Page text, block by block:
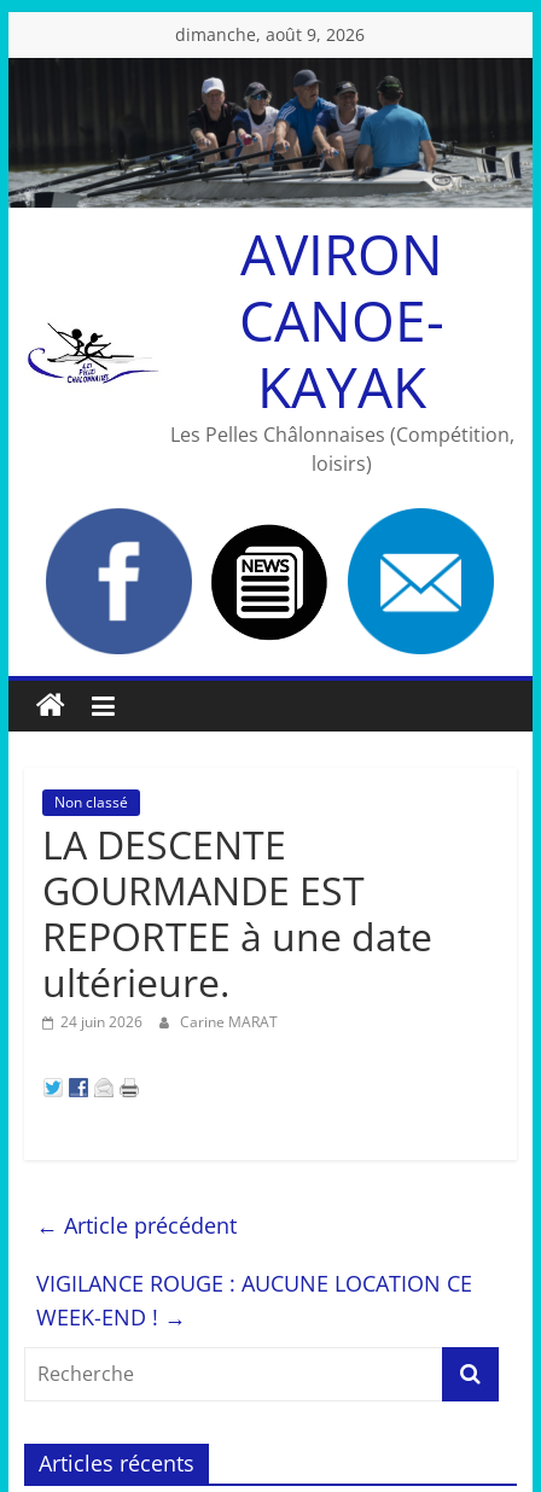
au
dimanche, août 9, 2026
AVIRON
CANOE-
KAYAK
Les Pelles Châlonnaises (Compétition,
loisirs)
Non classé
LA DESCENTE
GOURMANDE EST
REPORTEE à une date
ultérieure.
24 juin 2026 Carine MARAT
← Article précédent
VIGILANCE ROUGE : AUCUNE LOCATION CE
WEEK-END ! →
Articles récents